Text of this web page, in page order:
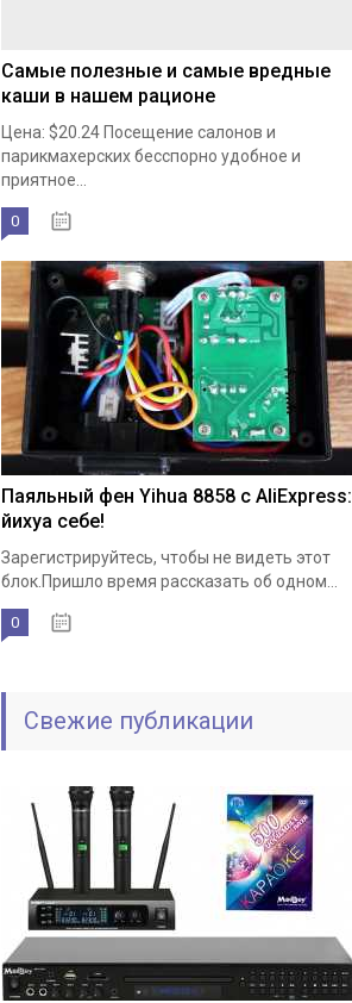
Самые полезные и самые вредные
каши в нашем рационе
Цена: $20.24 Посещение салонов и
парикмахерских бесспорно удобное и
приятное...
0
Паяльный фен Yihua 8858 с AliExpress:
йихуа себе!
Зарегистрируйтесь, чтобы не видеть этот
блок.Пришло время рассказать об одном...
0
Свежие публикации